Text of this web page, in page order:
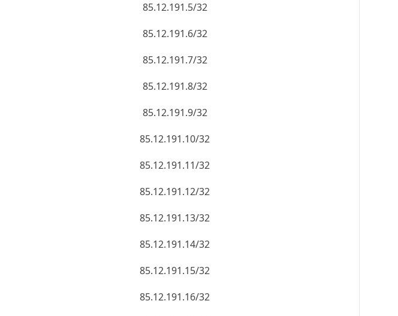
85.12.191.5/32
85.12.191.6/32
85.12.191.7/32
85.12.191.8/32
85.12.191.9/32
85.12.191.10/32
85.12.191.11/32
85.12.191.12/32
85.12.191.13/32
85.12.191.14/32
85.12.191.15/32
85.12.191.16/32